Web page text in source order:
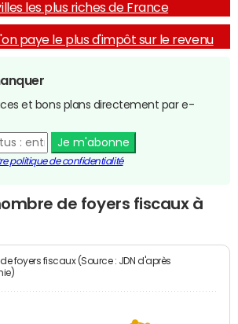
les plus riches de France
paye le plus d'impôt sur le revenu
et bons plans directement par e-
Je m'abonne
politique de confidentialité
de foyers fiscaux à
foyers fiscaux (Source : JDN d'après